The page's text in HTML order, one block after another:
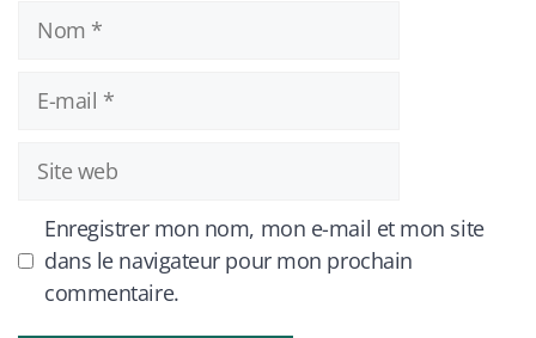
Nom
mail
Site
web
Enregistrer mon nom, mon e-mail et mon site
dans le navigateur pour mon prochain
commentaire.